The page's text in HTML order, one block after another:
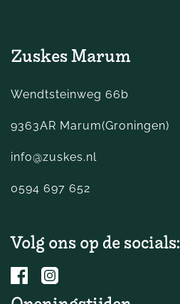
Zuskes Marum
Wendtsteinweg 66b
9363AR Marum(Groningen)
info@zuskes.nl
0594 697 652
Volg ons op de socials: